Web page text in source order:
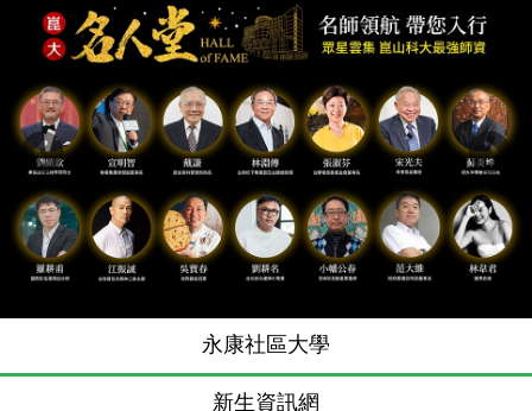
永康社區大學
新生資訊網
Previous